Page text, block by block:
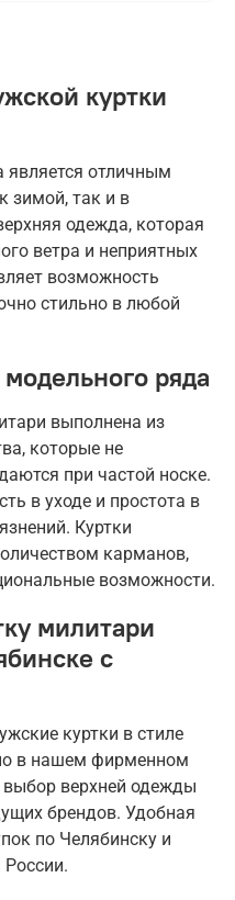
куртки
является отличным
зимой, так и в
одежда, которая
ветра и неприятных
возможность
стильно в любой
ряда
выполнена из
которые не
при частой носке.
в уходе и простота в
Куртки
карманов,
возможности.
милитари
с
куртки в стиле
в нашем фирменном
выбор верхней одежды
брендов. Удобная
по Челябинску и